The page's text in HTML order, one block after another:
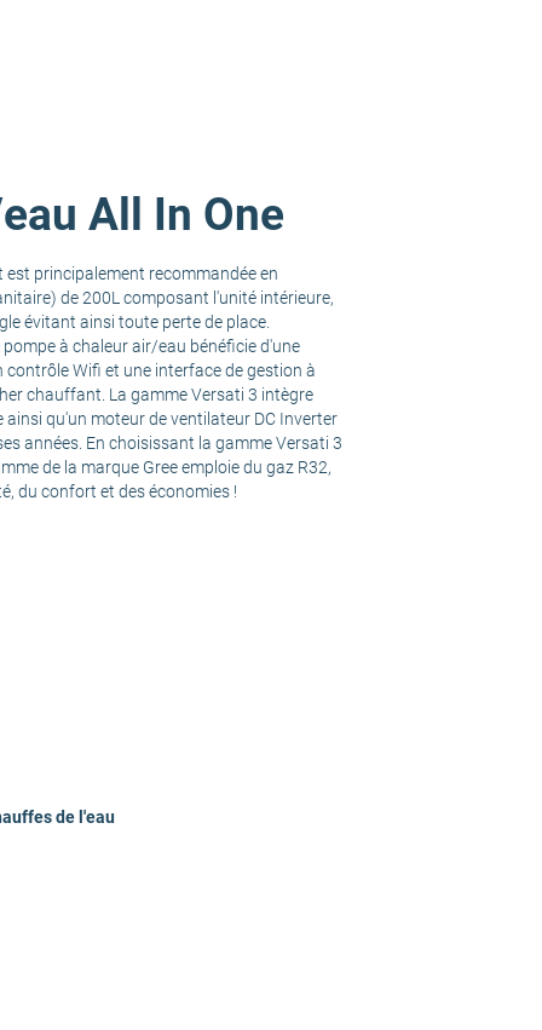
All In One
est principalement recommandée en
de 200L composant l'unité intérieure,
évitant ainsi toute perte de place.
à chaleur air/eau bénéficie d'une
contrôle Wifi et une interface de gestion à
chauffant. La gamme Versati 3 intègre
qu'un moteur de ventilateur DC Inverter
années. En choisissant la gamme Versati 3
de la marque Gree emploie du gaz R32,
du confort et des économies !
de l'eau